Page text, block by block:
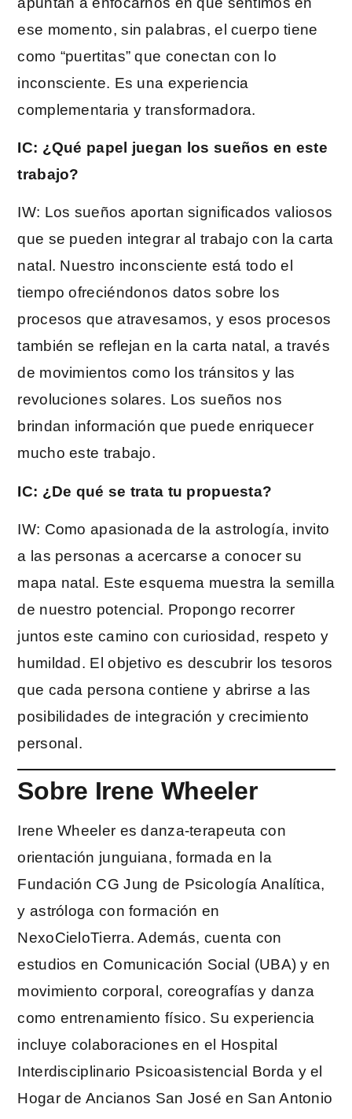
ese momento, sin palabras, el cuerpo tiene
como “puertitas” que conectan con lo
inconsciente. Es una experiencia
complementaria y transformadora.
IC: ¿Qué papel juegan los sueños en este
trabajo?
IW: Los sueños aportan significados valiosos
que se pueden integrar al trabajo con la carta
natal. Nuestro inconsciente está todo el
tiempo ofreciéndonos datos sobre los
procesos que atravesamos, y esos procesos
también se reflejan en la carta natal, a través
de movimientos como los tránsitos y las
revoluciones solares. Los sueños nos
brindan información que puede enriquecer
mucho este trabajo.
IC: ¿De qué se trata tu propuesta?
IW: Como apasionada de la astrología, invito
a las personas a acercarse a conocer su
mapa natal. Este esquema muestra la semilla
de nuestro potencial. Propongo recorrer
juntos este camino con curiosidad, respeto y
humildad. El objetivo es descubrir los tesoros
que cada persona contiene y abrirse a las
posibilidades de integración y crecimiento
personal.
Sobre Irene Wheeler
Irene Wheeler es danza-terapeuta con
orientación junguiana, formada en la
Fundación CG Jung de Psicología Analítica,
y astróloga con formación en
NexoCieloTierra. Además, cuenta con
estudios en Comunicación Social (UBA) y en
movimiento corporal, coreografías y danza
como entrenamiento físico. Su experiencia
incluye colaboraciones en el Hospital
Interdisciplinario Psicoasistencial Borda y el
Hogar de Ancianos San José en San Antonio